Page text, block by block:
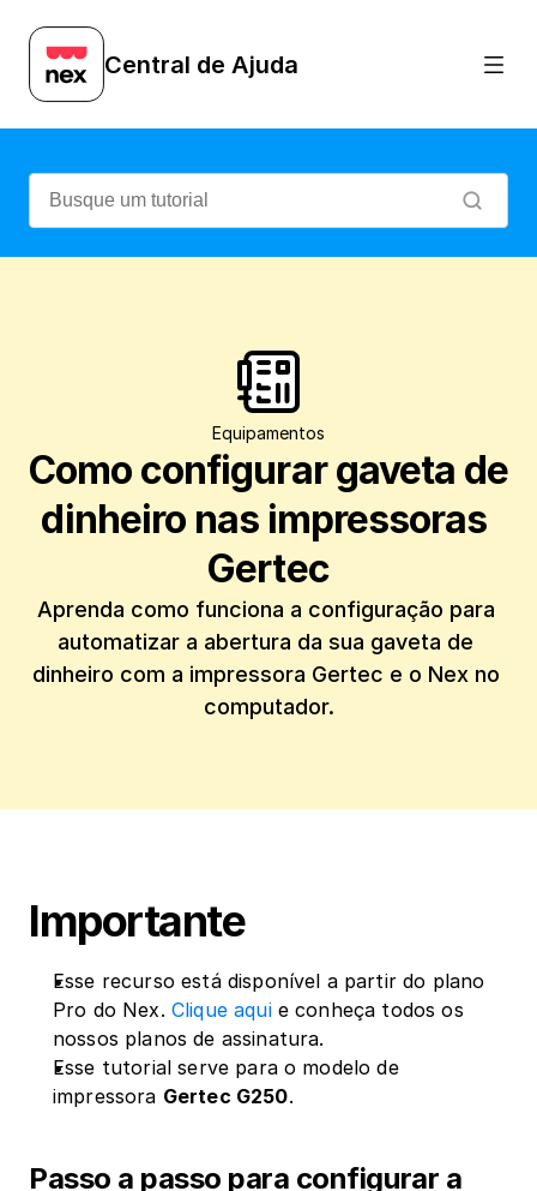
Central de Ajuda
Equipamentos
Como configurar gaveta de
dinheiro nas impressoras
Gertec
Aprenda como funciona a configuração para
automatizar a abertura da sua gaveta de
dinheiro com a impressora Gertec e o Nex no
computador.
Importante
Esse recurso está disponível a partir do plano
Pro do Nex. Clique aqui e conheça todos os
nossos planos de assinatura.
Esse tutorial serve para o modelo de
impressora Gertec G250.
Passo a passo para configurar a